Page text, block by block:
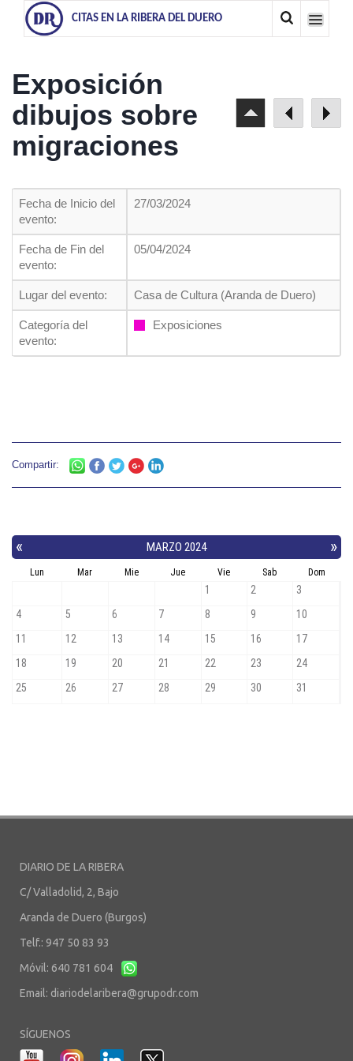
CITAS EN LA RIBERA DEL DUERO
Exposición
dibujos sobre
migraciones
Fecha de Inicio del
evento:
27/03/2024
Fecha de Fin del
evento:
05/04/2024
Lugar del evento: Casa de Cultura (Aranda de Duero)
Categoría del
evento:
Exposiciones
Compartir:
DIARIO DE LA RIBERA
C/ Valladolid, 2, Bajo
Aranda de Duero (Burgos)
Telf.: 947 50 83 93
Móvil: 640 781 604
Email: diariodelaribera@grupodr.com
SÍGUENOS